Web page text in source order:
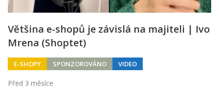
Většina e-shopů je závislá na majiteli | Ivo
Mrena (Shoptet)
E-SHOPY SPONZOROVÁNO VIDEO
Před 3 měsíce